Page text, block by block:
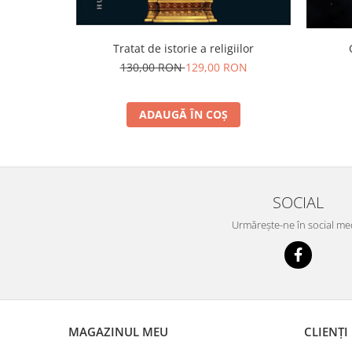
Tratat de istorie a religiilor
130,00 RON129,00 RON
ADAUGĂ ÎN COȘ
SOCIAL
Urmărește-ne în social
MAGAZINUL MEU CLIENȚI